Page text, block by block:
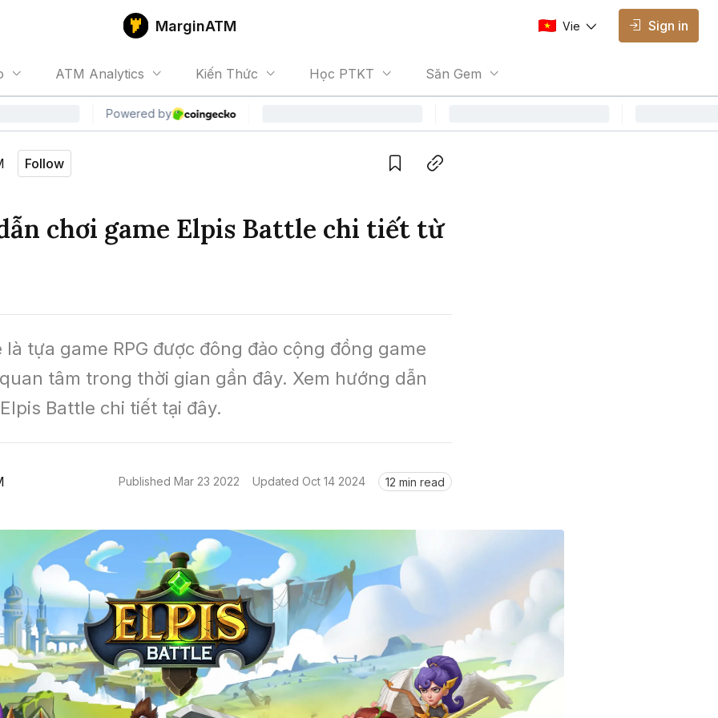
MarginATM
ATM Analytics Kiến Thức Học PTKT Săn Gem
Vie
Vietnamese
Sign in
Follow
chơi game Elpis Battle chi tiết từ
là tựa game RPG được đông đảo cộng đồng game
tâm trong thời gian gần đây. Xem hướng dẫn
Battle chi tiết tại đây.
Published Mar 23 2022 Updated Oct 14 2024 12 min read